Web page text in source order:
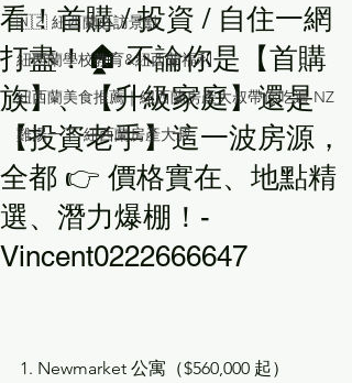
🇳🇿 紐西蘭必訪景點
紐西蘭學校教育&紐西蘭福利
紐西蘭美食推薦｜紐西蘭房產大叔帶你吃遍 NZ
雞湯一下-紐西蘭房產大叔
看！首購 / 投資 / 自住一網
打盡！🏠 不論你是【首購
族】、【升級家庭】還是
【投資老手】這一波房源，
全都 👉 價格實在、地點精
選、潛力爆棚！-
Vincent0222666647
1. Newmarket 公寓（$560,000 起）